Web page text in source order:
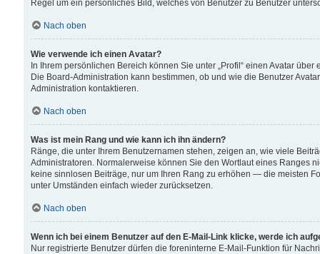
Regel um ein persönliches Bild, welches von Benutzer zu Benutzer
Nach oben
Wie verwende ich einen Avatar?
In Ihrem persönlichen Bereich können Sie unter „Profil“ einen Avatar
Die Board-Administration kann bestimmen, ob und wie die Benutzer
Administration kontaktieren.
Nach oben
Was ist mein Rang und wie kann ich ihn ändern?
Ränge, die unter Ihrem Benutzernamen stehen, zeigen an, wie viele
Administratoren. Normalerweise können Sie den Wortlaut eines Ranges
keine sinnlosen Beiträge, nur um Ihren Rang zu erhöhen — die meisten
unter Umständen einfach wieder zurücksetzen.
Nach oben
Wenn ich bei einem Benutzer auf den E-Mail-Link klicke, werde ich
Nur registrierte Benutzer dürfen die foreninterne E-Mail-Funktion für